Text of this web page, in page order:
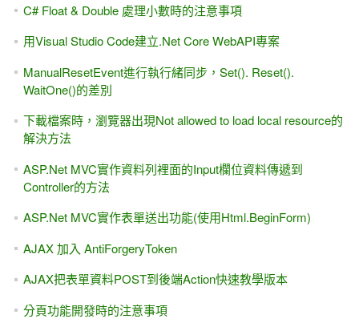
C# Float & Double 處理小數時的注意事項
用Visual Studio Code建立.Net Core WebAPI專案
ManualResetEvent進行執行緒同步，Set(). Reset().
WaitOne()的差別
下載檔案時，瀏覽器出現Not allowed to load local resource的
解決方法
ASP.Net MVC實作資料列裡面的Input欄位資料傳遞到
Controller的方法
ASP.Net MVC實作表單送出功能(使用Html.BeginForm)
AJAX 加入 AntiForgeryToken
AJAX把表單資料POST到後端Action快速教學版本
分頁功能開發時的注意事項